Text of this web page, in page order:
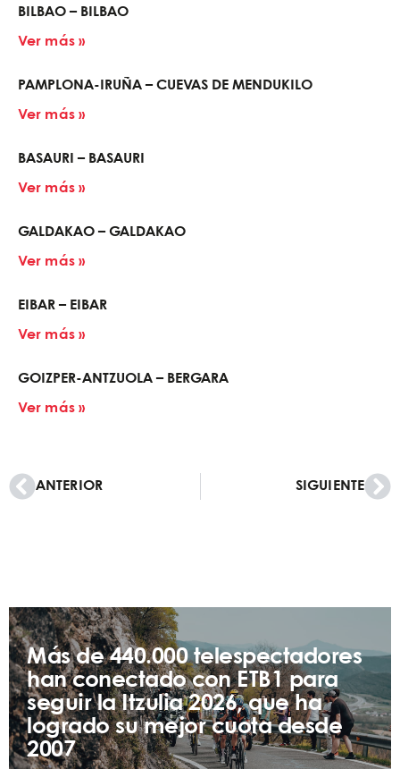
BILBAO – BILBAO
Ver más »
PAMPLONA-IRUÑA – CUEVAS DE MENDUKILO
Ver más »
BASAURI – BASAURI
Ver más »
GALDAKAO – GALDAKAO
Ver más »
EIBAR – EIBAR
Ver más »
GOIZPER-ANTZUOLA – BERGARA
Ver más »
ANTERIOR SIGUIENTE
Más de 440.000 telespectadores
han conectado con ETB1 para
seguir la Itzulia 2026, que ha
logrado su mejor cuota desde
2007